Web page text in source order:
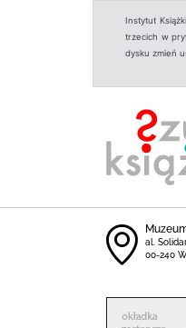
Instytut
trzecich w
dysku zmień
al.
00-240